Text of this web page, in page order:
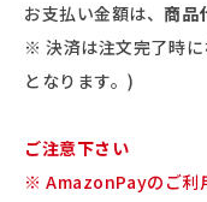
お支払い金額は、商品
※ 決済は注文完了時
となります。)
ご注意下さい
※ AmazonPayのご利